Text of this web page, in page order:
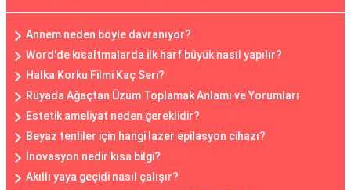
Annem neden böyle davranıyor?
Word'de kısaltmalarda ilk harf büyük nasıl yapılır?
Halka Korku Filmi Kaç Seri?
Rüyada Ağaçtan Üzüm Toplamak Anlamı ve Yorumları
Estetik ameliyat neden gereklidir?
Beyaz tenliler için hangi lazer epilasyon cihazı?
İnovasyon nedir kısa bilgi?
Akıllı yaya geçidi nasıl çalışır?